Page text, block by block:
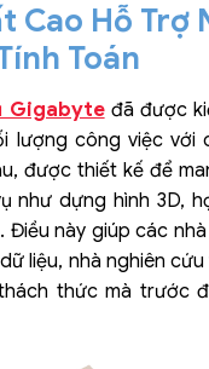
Cao Hỗ Trợ
Toán
Gigabyteđã được
lượng công việc với
được thiết kế để
như dựng hình 3D,
Điều này giúp các
liệu, nhà nghiên
thức mà trước